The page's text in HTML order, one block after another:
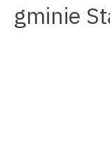
gminie